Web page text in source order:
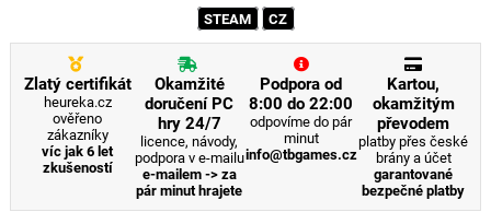
STEAM CZ
Zlatý certifikát
heureka.cz
ověřeno
zákazníky
víc jak 6 let
zkušeností
Okamžité
doručení PC
hry 24/7
licence, návody,
podpora v e-mailu
e-mailem -> za
pár minut hrajete
Podpora od
8:00 do 22:00
odpovíme do pár
minut
info@tbgames.cz
Kartou,
okamžitým
převodem
platby přes české
brány a účet
garantované
bezpečné platby